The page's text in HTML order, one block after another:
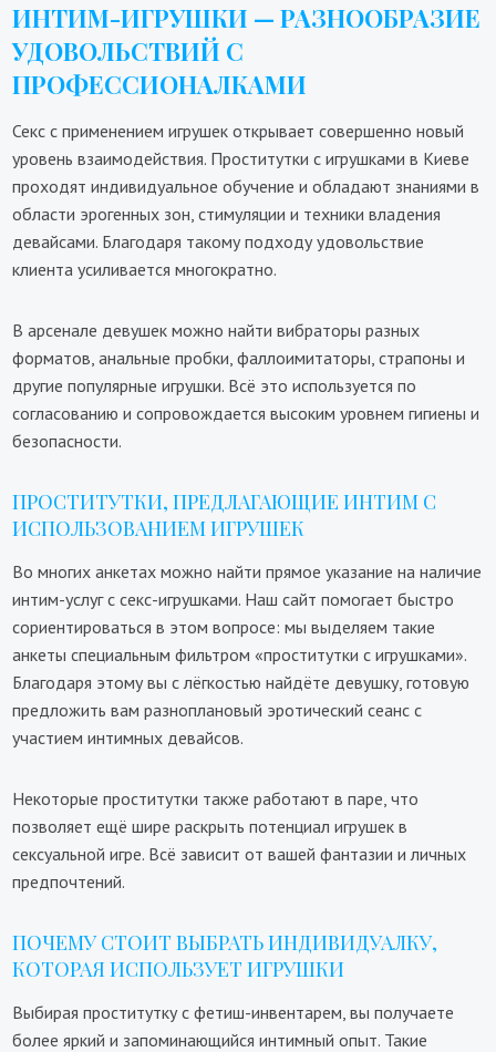
ИНТИМ-ИГРУШКИ — РАЗНООБРАЗИЕ
УДОВОЛЬСТВИЙ С
ПРОФЕССИОНАЛКАМИ
Секс с применением игрушек открывает совершенно новый
уровень взаимодействия. Проститутки с игрушками в Киеве
проходят индивидуальное обучение и обладают знаниями в
области эрогенных зон, стимуляции и техники владения
девайсами. Благодаря такому подходу удовольствие
клиента усиливается многократно.
В арсенале девушек можно найти вибраторы разных
форматов, анальные пробки, фаллоимитаторы, страпоны и
другие популярные игрушки. Всё это используется по
согласованию и сопровождается высоким уровнем гигиены и
безопасности.
ПРОСТИТУТКИ, ПРЕДЛАГАЮЩИЕ ИНТИМ С
ИСПОЛЬЗОВАНИЕМ ИГРУШЕК
Во многих анкетах можно найти прямое указание на наличие
интим-услуг с секс-игрушками. Наш сайт помогает быстро
сориентироваться в этом вопросе: мы выделяем такие
анкеты специальным фильтром «проститутки с игрушками».
Благодаря этому вы с лёгкостью найдёте девушку, готовую
предложить вам разноплановый эротический сеанс с
участием интимных девайсов.
Некоторые проститутки также работают в паре, что
позволяет ещё шире раскрыть потенциал игрушек в
сексуальной игре. Всё зависит от вашей фантазии и личных
предпочтений.
ПОЧЕМУ СТОИТ ВЫБРАТЬ ИНДИВИДУАЛКУ,
КОТОРАЯ ИСПОЛЬЗУЕТ ИГРУШКИ
Выбирая проститутку с фетиш-инвентарем, вы получаете
более яркий и запоминающийся интимный опыт. Такие